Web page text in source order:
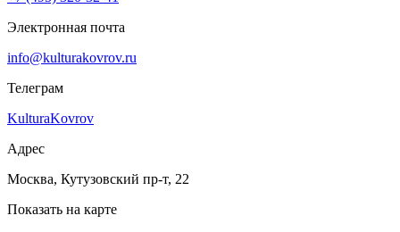
Электронная почта
info@kulturakovrov.ru
Телеграм
KulturaKovrov
Адрес
Москва, Кутузовский пр-т, 22
Показать на карте